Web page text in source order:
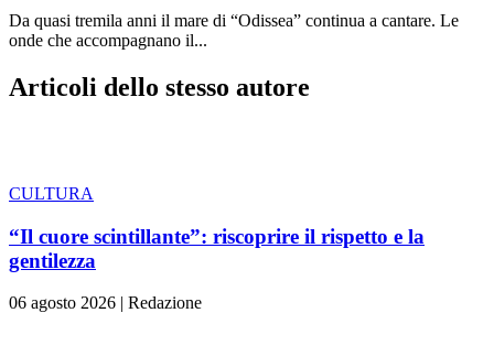
Da quasi tremila anni il mare di “Odissea” continua a cantare. Le
onde che accompagnano il...
Articoli dello stesso autore
CULTURA
“Il cuore scintillante”: riscoprire il rispetto e la
gentilezza
06 agosto 2026 | Redazione